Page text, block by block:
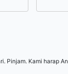
Pinjam. Kami harap